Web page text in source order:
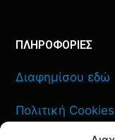
ΠΛΗΡΟΦΟΡΙΕΣ
Διαφημίσου εδώ
Πολιτική Cookies